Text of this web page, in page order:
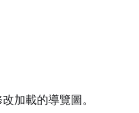
加載的導覽圖。